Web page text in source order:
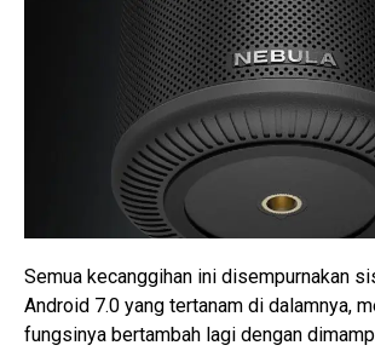
Semua kecanggihan ini disempurnakan
Android 7.0 yang tertanam di dalamnya,
fungsinya bertambah lagi dengan